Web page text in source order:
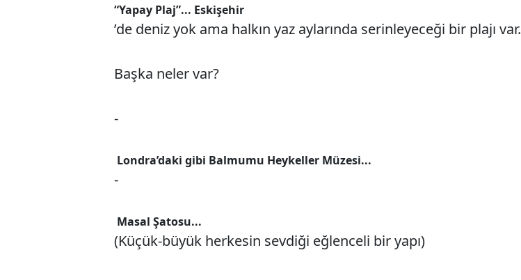
“Yapay Plaj”... Eskişehir
’de deniz yok ama halkın yaz aylarında serinleyeceği bir plajı var.
Başka neler var?
-
Londra’daki gibi Balmumu Heykeller Müzesi...
-
Masal Şatosu...
(Küçük-büyük herkesin sevdiği eğlenceli bir yapı)